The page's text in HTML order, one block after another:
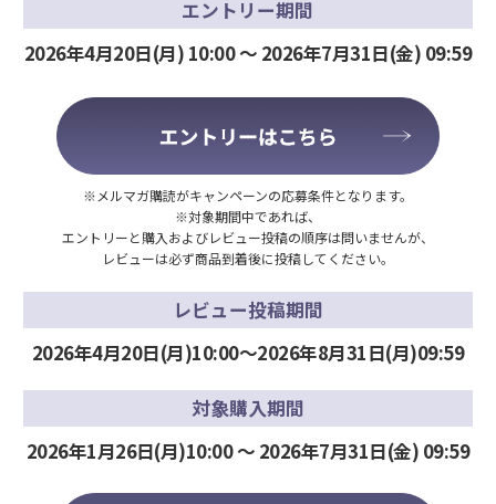
エントリー期間
2026年4月20日(月) 10:00 〜 2026年7月31日(金) 09:59
※メルマガ購読がキャンペーンの応募条件となります。
※対象期間中であれば、
エントリーと購入およびレビュー投稿の順序は問いませんが、
レビューは必ず商品到着後に投稿してください。
レビュー投稿期間
2026年4月20日(月)10:00～2026年8月31日(月)09:59
対象購入期間
2026年1月26日(月)10:00 〜 2026年7月31日(金) 09:59